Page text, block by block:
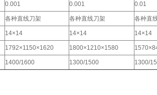
0.001 0.001 0.01
各种直线刀架 各种直线刀架 各种直
14×14 14×14 14×14
1792×1150×1620 1800×1210×1580
1400/1600 1300/1500 1300/